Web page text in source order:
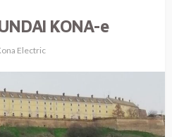
KONA-e
Electric